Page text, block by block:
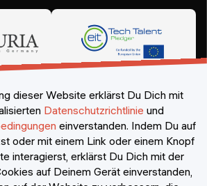
Alle Rechte vorbehalten
dieser Website erklärst Du Dich mit
Datenschutzrichtlinie und
einverstanden. Indem Du auf
oder mit einem Link oder einem Knopf
interagierst, erklärst Du Dich mit der
auf Deinem Gerät einverstanden,